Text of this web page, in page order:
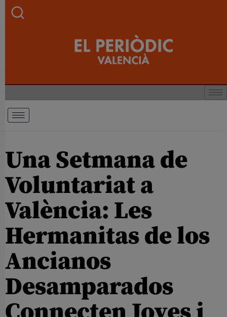
Una Setmana de
Voluntariat a
València: Les
Hermanitas de los
Ancianos
Desamparados